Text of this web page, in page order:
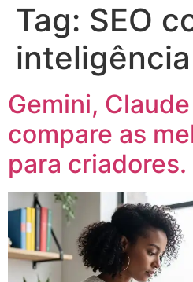
Tag: SEO
Gemini,
compare as
para criadores.